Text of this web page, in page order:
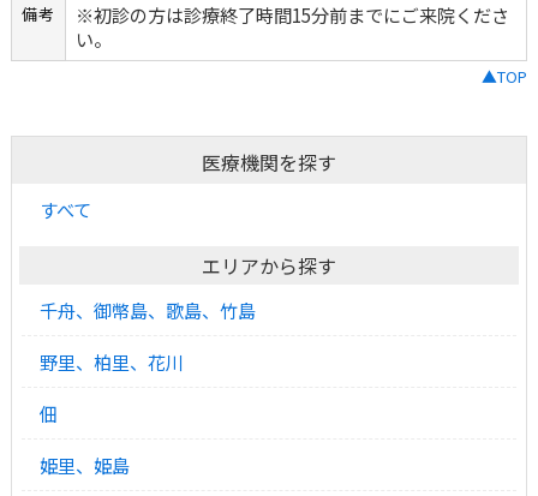
備考
※初診の方は診療終了時間15分前までにご来院くださ
い。
▲TOP
医療機関を探す
すべて
エリアから探す
千舟、御幣島、歌島、竹島
野里、柏里、花川
佃
姫里、姫島